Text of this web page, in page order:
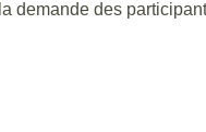
demande des